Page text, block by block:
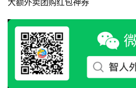
码
中
大额外卖团购红包神券